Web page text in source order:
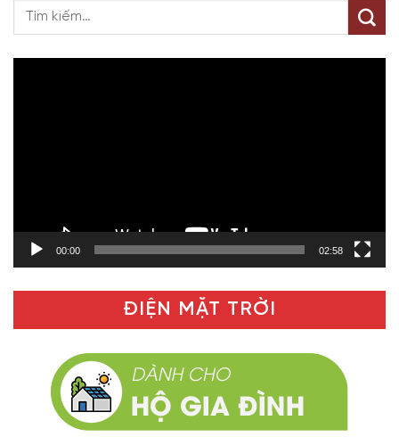
00:00 02:58
ĐIỆN MẶT TRỜI